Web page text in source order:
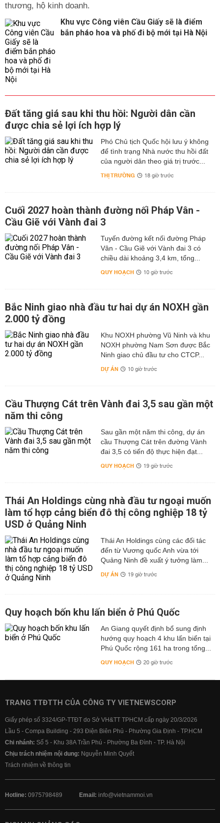
thương, hộ kinh doanh.
Khu vực Công viên Cầu Giấy sẽ là điểm
bắn pháo hoa và phố đi bộ mới tại Hà Nội
Đất tăng giá sau khi thu hồi: Người dân cần
được chia sẻ lợi ích hợp lý
Phó Chủ tịch Quốc hội lưu ý không
để tình trạng Nhà nước thu hồi đất
của người dân theo giá trị trước...
THỊ TRƯỜNG 18 giờ trước
Cuối 2027 hoàn thành đường nối Pháp Vân -
Cầu Giẽ với Vành đai 3
Tuyến đường kết nối đường Pháp
Vân - Cầu Giẽ với Vành đai 3 có
chiều dài khoảng 3,4 km, tổng...
QUY HOẠCH 10 giờ trước
Bắc Ninh giao nhà đầu tư hai dự án NOXH gần
2.000 tỷ đồng
Khu NOXH phường Vũ Ninh và khu
NOXH phường Nam Sơn được Bắc
Ninh giao chủ đầu tư cho CTCP...
DỰ ÁN 10 giờ trước
Cầu Thượng Cát trên Vành đai 3,5 sau gần một
năm thi công
Sau gần một năm thi công, dự án
cầu Thượng Cát trên đường Vành
đai 3,5 có tiến độ thực hiện đạt...
QUY HOẠCH 19 giờ trước
Thái An Holdings cùng nhà đầu tư ngoại muốn
làm tổ hợp cảng biển đô thị công nghiệp 18 tỷ
USD ở Quảng Ninh
Thái An Holdings cùng các đối tác
đến từ Vương quốc Anh vừa tới
Quảng Ninh đề xuất ý tưởng làm...
DỰ ÁN 19 giờ trước
Quy hoạch bốn khu lấn biển ở Phú Quốc
An Giang quyết định bổ sung định
hướng quy hoạch 4 khu lấn biển tại
Phú Quốc rộng 161 ha trong tổng...
QUY HOẠCH 20 giờ trước
TRANG TTĐTTH CỦA CÔNG TY VIETNEWSCORP
Giấy phép số 3324/GP-TTĐT do Sở VH&TT TPHCM cấp ngày 20/3/2026
Lầu 5 - Compa Building - 293 Điện Biên Phủ - Phường Gia Định - TP.HCM
Chi nhánh: Số 5 - Khu 38A Trần Phú - Phường Ba Đình - TP. Hà Nội
Chịu trách nhiệm nội dung: Nguyễn Minh Quyết
Trách nhiệm về thông tin
Hotline: 0975798489 Email: info@vietnammoi.vn